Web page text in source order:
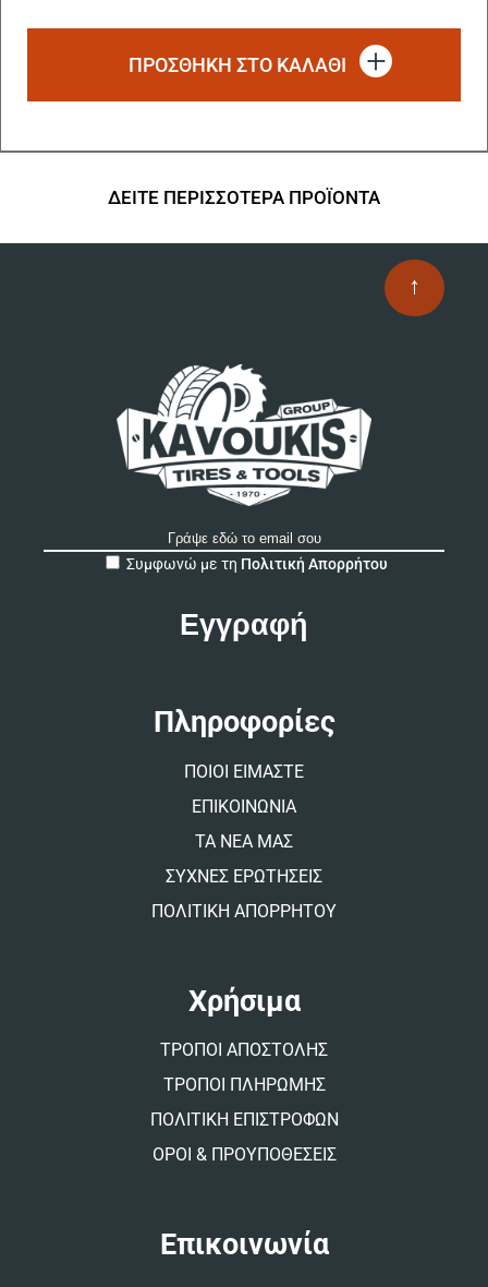
ΠΡΟΣΘΗΚΗ ΣΤΟ ΚΑΛΑΘΙ
ΔΕΙΤΕ ΠΕΡΙΣΣΟΤΕΡΑ ΠΡΟΪΟΝΤΑ
↑
Συμφωνώ με τη Πολιτική Απορρήτου
Πληροφορίες
ΠΟΙΟΙ ΕΙΜΑΣΤΕ
ΕΠΙΚΟΙΝΩΝΙΑ
ΤΑ ΝΕΑ ΜΑΣ
ΣΥΧΝΕΣ ΕΡΩΤΗΣΕΙΣ
ΠΟΛΙΤΙΚΗ ΑΠΟΡΡΗΤΟΥ
Χρήσιμα
ΤΡΟΠΟΙ ΑΠΟΣΤΟΛΗΣ
ΤΡΟΠΟΙ ΠΛΗΡΩΜΗΣ
ΠΟΛΙΤΙΚΗ ΕΠΙΣΤΡΟΦΩΝ
ΟΡΟΙ & ΠΡΟΥΠΟΘΕΣΕΙΣ
Επικοινωνία